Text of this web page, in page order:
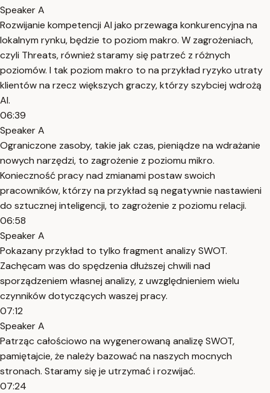
Speaker A
Rozwijanie kompetencji AI jako przewaga konkurencyjna na
lokalnym rynku, będzie to poziom makro. W zagrożeniach,
czyli Threats, również staramy się patrzeć z różnych
poziomów. I tak poziom makro to na przykład ryzyko utraty
klientów na rzecz większych graczy, którzy szybciej wdrożą
AI.
06:39
Speaker A
Ograniczone zasoby, takie jak czas, pieniądze na wdrażanie
nowych narzędzi, to zagrożenie z poziomu mikro.
Konieczność pracy nad zmianami postaw swoich
pracowników, którzy na przykład są negatywnie nastawieni
do sztucznej inteligencji, to zagrożenie z poziomu relacji.
06:58
Speaker A
Pokazany przykład to tylko fragment analizy SWOT.
Zachęcam was do spędzenia dłuższej chwili nad
sporządzeniem własnej analizy, z uwzględnieniem wielu
czynników dotyczących waszej pracy.
07:12
Speaker A
Patrząc całościowo na wygenerowaną analizę SWOT,
pamiętajcie, że należy bazować na naszych mocnych
stronach. Staramy się je utrzymać i rozwijać.
07:24